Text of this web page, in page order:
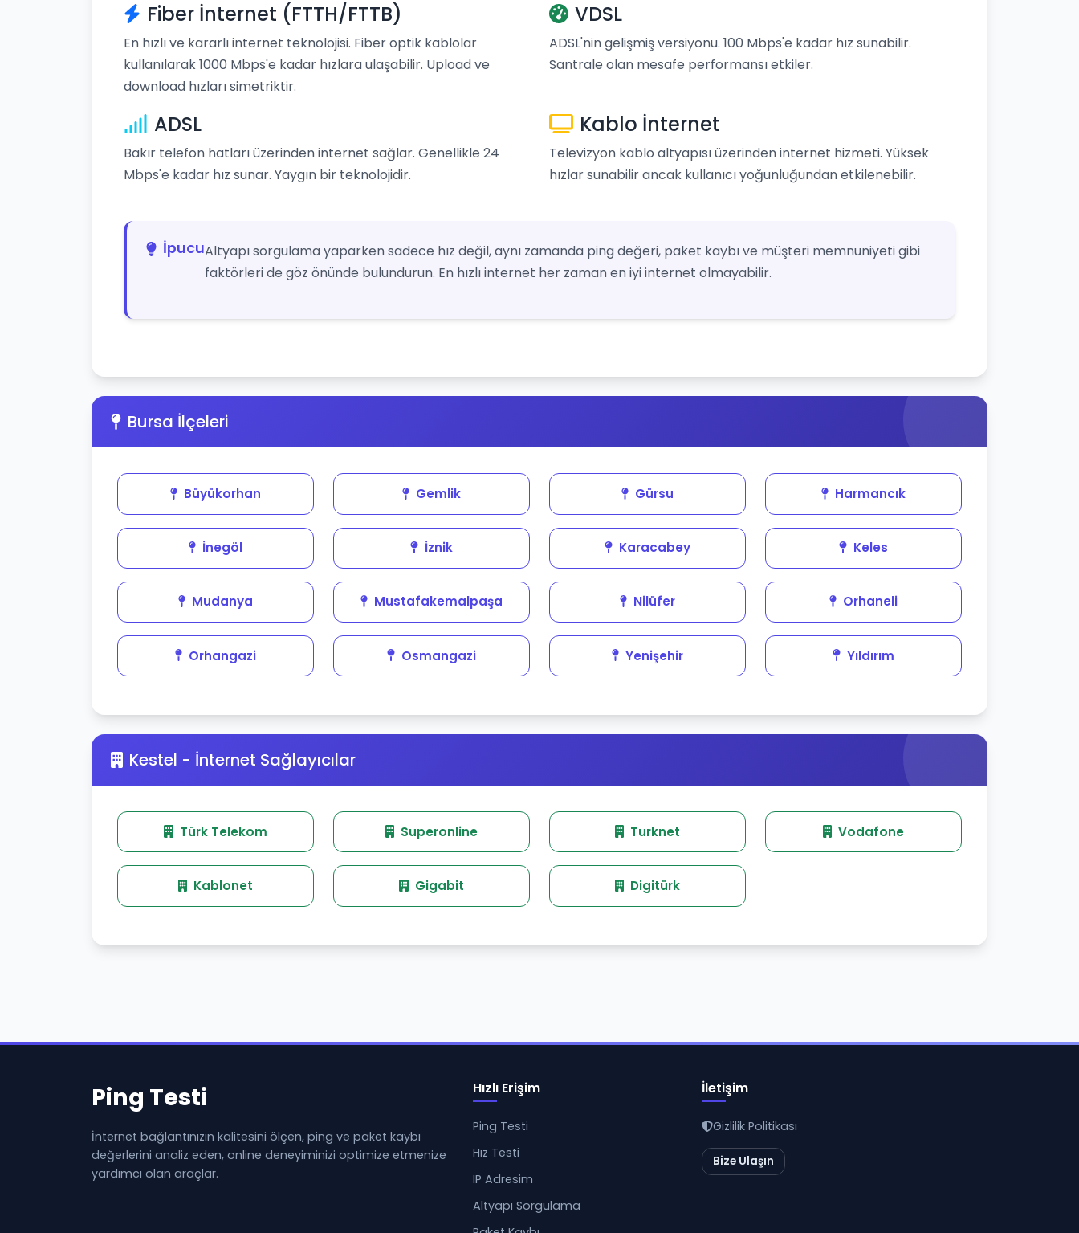
Fiber İnternet (FTTH/FTTB)
En hızlı ve kararlı internet teknolojisi. Fiber optik kablolar
kullanılarak 1000 Mbps'e kadar hızlara ulaşabilir. Upload ve
download hızları simetriktir.
VDSL
ADSL'nin gelişmiş versiyonu. 100 Mbps'e kadar hız sunabilir.
Santrale olan mesafe performansı etkiler.
ADSL
Bakır telefon hatları üzerinden internet sağlar. Genellikle 24
Mbps'e kadar hız sunar. Yaygın bir teknolojidir.
Kablo İnternet
Televizyon kablo altyapısı üzerinden internet hizmeti. Yüksek
hızlar sunabilir ancak kullanıcı yoğunluğundan etkilenebilir.
İpucuAltyapı sorgulama yaparken sadece hız değil, aynı zamanda ping değeri, paket kaybı ve müşteri memnuniyeti gibi
faktörleri de göz önünde bulundurun. En hızlı internet her zaman en iyi internet olmayabilir.
Bursa İlçeleri
Büyükorhan Gemlik Gürsu Harmancık
İnegöl İznik Karacabey Keles
Mudanya Mustafakemalpaşa Nilüfer Orhaneli
Orhangazi Osmangazi Yenişehir Yıldırım
Kestel - İnternet Sağlayıcılar
Türk Telekom Superonline Turknet Vodafone
Kablonet Gigabit Digitürk
Ping Testi
İnternet bağlantınızın kalitesini ölçen, ping ve paket kaybı
değerlerini analiz eden, online deneyiminizi optimize etmenize
yardımcı olan araçlar.
Hızlı Erişim
Ping Testi
Hız Testi
IP Adresim
Altyapı Sorgulama
İletişim
Gizlilik Politikası
Bize Ulaşın